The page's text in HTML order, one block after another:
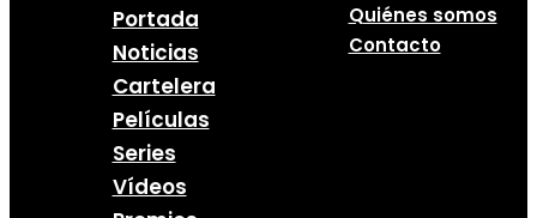
Portada
Noticias
Cartelera
Películas
Series
Vídeos
Quiénes somos
Contacto